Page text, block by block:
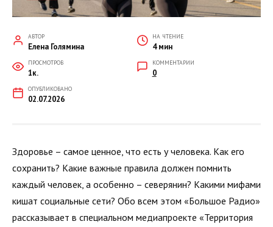
АВТОР
Елена Голямина
НА ЧТЕНИЕ
4 мин
ПРОСМОТРОВ
1к.
КОММЕНТАРИИ
0
ОПУБЛИКОВАНО
02.07.2026
Здоровье – самое ценное, что есть у человека. Как его
сохранить? Какие важные правила должен помнить
каждый человек, а особенно – северянин? Какими мифами
кишат социальные сети? Обо всем этом «Большое Радио»
рассказывает в специальном медиапроекте «Территория